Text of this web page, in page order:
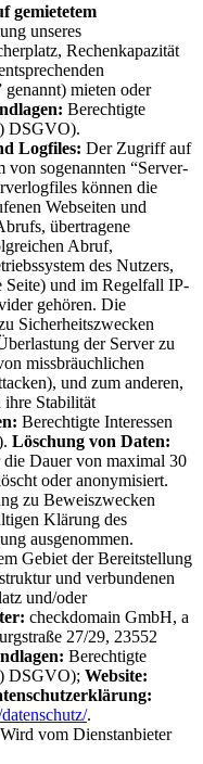
gemietetem
unseres
Rechenkapazität
genannt) mieten oder
Berechtigte
DSGVO).
Logfiles: Der Zugriff auf
sogenannten “Server-
können die
Webseiten und
übertragene
Abruf,
des Nutzers,
und im Regelfall IP-
gehören. Die
Sicherheitszwecken
der Server zu
missbräuchlichen
und zum anderen,
ihre Stabilität
Berechtigte Interessen
Löschung von Daten:
Dauer von maximal 30
oder anonymisiert.
zu Beweiszwecken
Klärung des
ausgenommen.
Gebiet der Bereitstellung
und verbundenen
und/oder
checkdomain GmbH, a
27/29, 23552
Berechtigte
DSGVO); Website:
.
Wird vom Dienstanbieter